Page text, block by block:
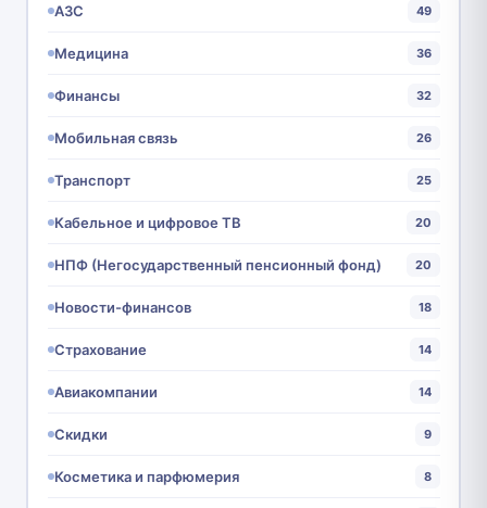
АЗС 49
Медицина 36
Финансы 32
Мобильная связь 26
Транспорт 25
Кабельное и цифровое ТВ 20
НПФ (Негосударственный пенсионный фонд) 20
Новости-финансов 18
Страхование 14
Авиакомпании 14
Скидки 9
Косметика и парфюмерия 8